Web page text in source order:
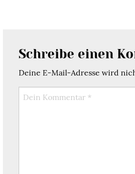
Schreibe einen
Deine E-Mail-Adresse wird